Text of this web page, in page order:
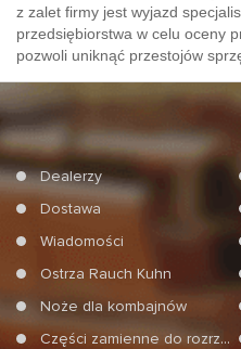
z zalet firmy jest wyjazd
przedsiębiorstwa w celu oceny
pozwoli uniknąć przestojów
Dealerzy
Dostawa
Wiadomości
Ostrza Rauch Kuhn
Noże dla kombajnów
Części zamienne do rozrzucań mineralnych nawozów